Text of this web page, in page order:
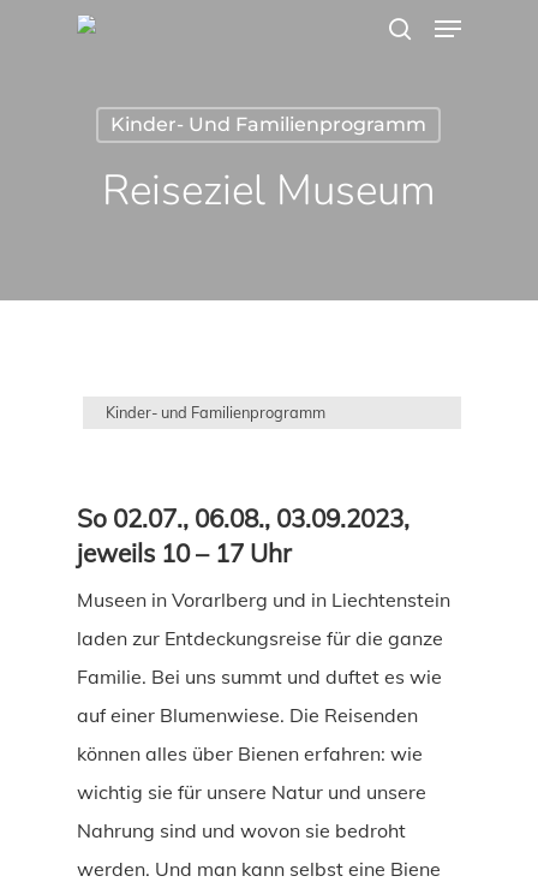
Menu
Kinder- Und Familienprogramm
Reiseziel Museum
Kinder- und Familienprogramm
So 02.07., 06.08., 03.09.2023,
jeweils 10 – 17 Uhr
Museen in Vorarlberg und in Liechtenstein
laden zur Entdeckungsreise für die ganze
Familie. Bei uns summt und duftet es wie
auf einer Blumenwiese. Die Reisenden
können alles über Bienen erfahren: wie
wichtig sie für unsere Natur und unsere
Nahrung sind und wovon sie bedroht
werden. Und man kann selbst eine Biene